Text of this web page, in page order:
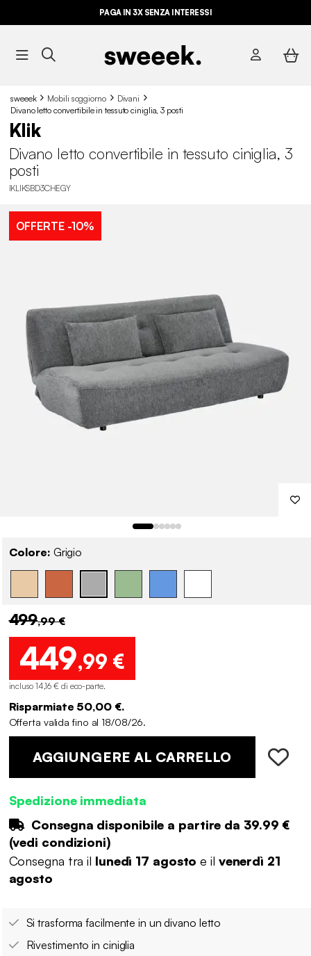
PAGA IN 3X SENZA INTERESSI
sweeek Mobili soggiorno
Divani
Divano letto convertibile in tessuto ciniglia, 3 posti
Klik
Divano letto convertibile in tessuto ciniglia, 3
posti
IKLIKSBD3CHEGY
OFFERTE-10%
Colore: Grigio
499,99 €
449,99 €
incluso 14,16 € di eco-parte.
Risparmiate 50,00 €.
Offerta valida fino al 18/08/26.
AGGIUNGERE AL CARRELLO
Spedizione immediata
Consegna disponibile a partire da 39.99 €
(vedi condizioni)
Consegna tra il lunedì 17 agosto e il venerdì 21
agosto
Si trasforma facilmente in un divano letto
Rivestimento in ciniglia